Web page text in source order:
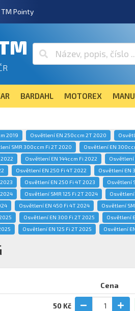
Pointy
BARDAHL MOTOREX
2019 Osvětlení EN 250ccm 2T 2020
SMR 300ccm Fi 2T 2020 Osvětlení EN
Osvětlení EN 144ccm Fi 2022 Osvětlení
Osvětlení EN 250 Fi 4T 2022 Osvětlení EN
Osvětlení EN 250 Fi 4T 2023
Osvětlení
Osvětlení SMR 125 Fi 2T 2024
Osvětlení
Osvětlení EN 450 Fi 4T 2024 Osvětlení
Osvětlení EN 300 Fi 2T 2025 Osvětlení
Osvětlení EN 125 Fi 2T 2025 Osvětlení
Cena
50 Kč